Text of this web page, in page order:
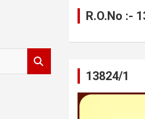
R.O.No :-
13824/1